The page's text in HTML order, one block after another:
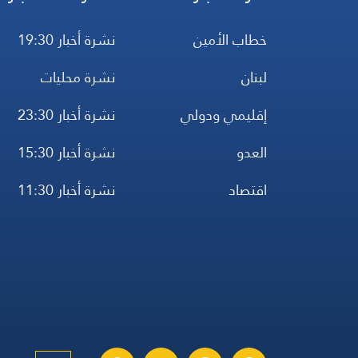
خطاب الأمين
لبنان
إقليمي ودولي
العدو
اقتصاد
نشرة أخبار 19:30
نشرة محليات
نشرة أخبار 23:30
نشرة أخبار 15:30
نشرة أخبار 11:30